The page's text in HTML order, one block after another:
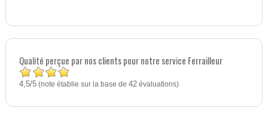
Qualité perçue par nos clients pour notre service Ferrailleur
4,5/5(note établie sur la base de 42évaluations)